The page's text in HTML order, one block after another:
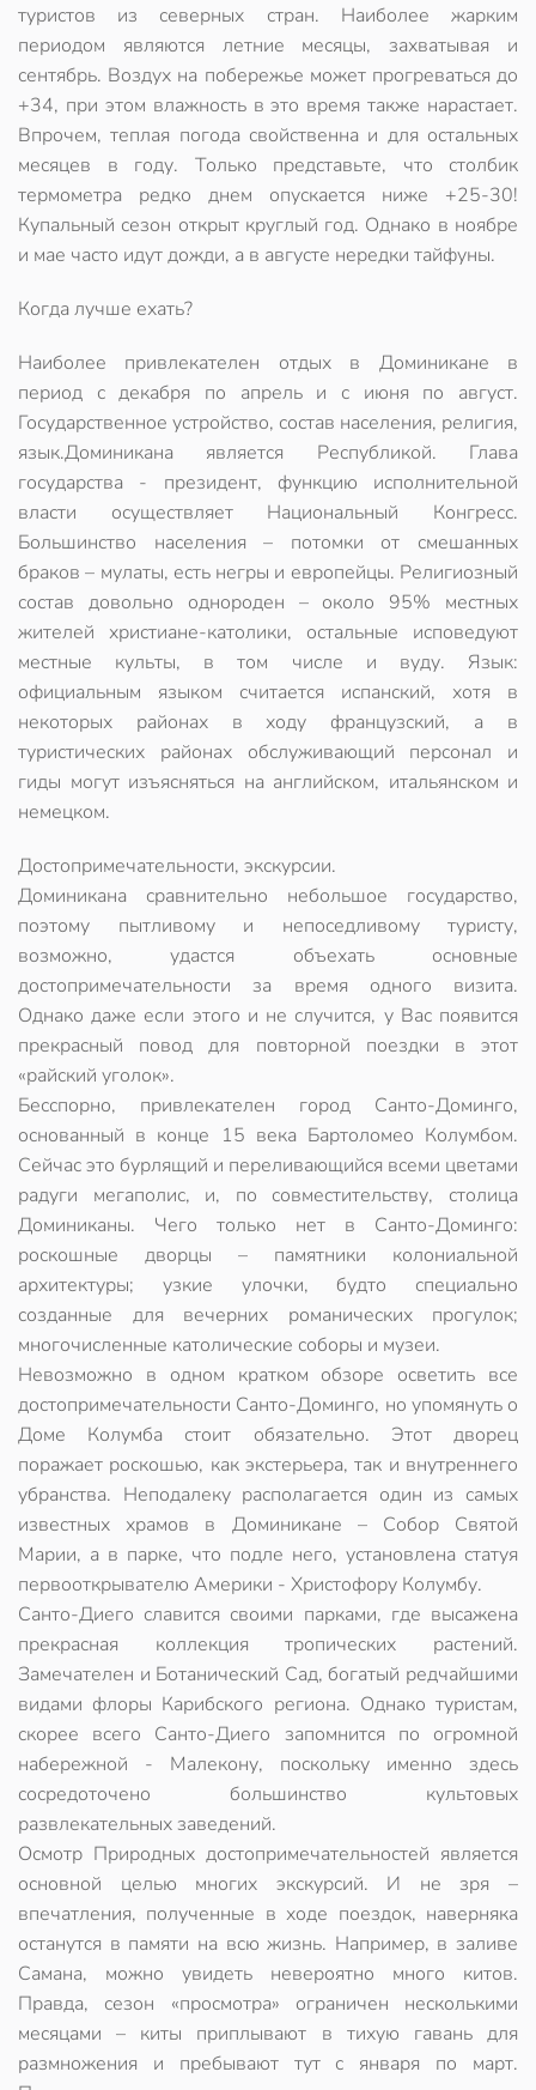
туристов из северных стран. Наиболее жарким
периодом являются летние месяцы, захватывая и
сентябрь. Воздух на побережье может прогреваться до
+34, при этом влажность в это время также нарастает.
Впрочем, теплая погода свойственна и для остальных
месяцев в году. Только представьте, что столбик
термометра редко днем опускается ниже +25-30!
Купальный сезон открыт круглый год. Однако в ноябре
и мае часто идут дожди, а в августе нередки тайфуны.
Когда лучше ехать?
Наиболее привлекателен отдых в Доминикане в
период с декабря по апрель и с июня по август.
Государственное устройство, состав населения, религия,
язык.Доминикана является Республикой. Глава
государства - президент, функцию исполнительной
власти осуществляет Национальный Конгресс.
Большинство населения – потомки от смешанных
браков – мулаты, есть негры и европейцы. Религиозный
состав довольно однороден – около 95% местных
жителей христиане-католики, остальные исповедуют
местные культы, в том числе и вуду. Язык:
официальным языком считается испанский, хотя в
некоторых районах в ходу французский, а в
туристических районах обслуживающий персонал и
гиды могут изъясняться на английском, итальянском и
немецком.
Достопримечательности, экскурсии.
Доминикана сравнительно небольшое государство,
поэтому пытливому и непоседливому туристу,
возможно, удастся объехать основные
достопримечательности за время одного визита.
Однако даже если этого и не случится, у Вас появится
прекрасный повод для повторной поездки в этот
«райский уголок».
Бесспорно, привлекателен город Санто-Доминго,
основанный в конце 15 века Бартоломео Колумбом.
Сейчас это бурлящий и переливающийся всеми цветами
радуги мегаполис, и, по совместительству, столица
Доминиканы. Чего только нет в Санто-Доминго:
роскошные дворцы – памятники колониальной
архитектуры; узкие улочки, будто специально
созданные для вечерних романических прогулок;
многочисленные католические соборы и музеи.
Невозможно в одном кратком обзоре осветить все
достопримечательности Санто-Доминго, но упомянуть о
Доме Колумба стоит обязательно. Этот дворец
поражает роскошью, как экстерьера, так и внутреннего
убранства. Неподалеку располагается один из самых
известных храмов в Доминикане – Собор Святой
Марии, а в парке, что подле него, установлена статуя
первооткрывателю Америки - Христофору Колумбу.
Санто-Диего славится своими парками, где высажена
прекрасная коллекция тропических растений.
Замечателен и Ботанический Сад, богатый редчайшими
видами флоры Карибского региона. Однако туристам,
скорее всего Санто-Диего запомнится по огромной
набережной - Малекону, поскольку именно здесь
сосредоточено большинство культовых
развлекательных заведений.
Осмотр Природных достопримечательностей является
основной целью многих экскурсий. И не зря –
впечатления, полученные в ходе поездок, наверняка
останутся в памяти на всю жизнь. Например, в заливе
Самана, можно увидеть невероятно много китов.
Правда, сезон «просмотра» ограничен несколькими
месяцами – киты приплывают в тихую гавань для
размножения и пребывают тут с января по март.